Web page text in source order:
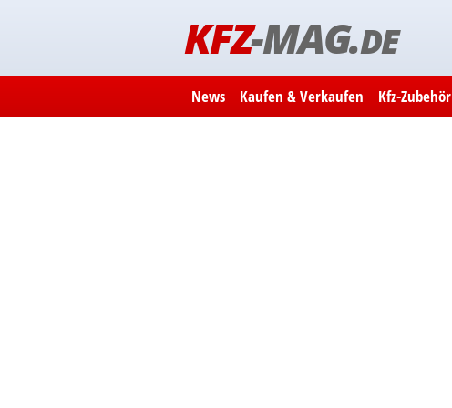
KFZ-MAG.DE
News Kaufen & Verkaufen Kfz-Zubehör